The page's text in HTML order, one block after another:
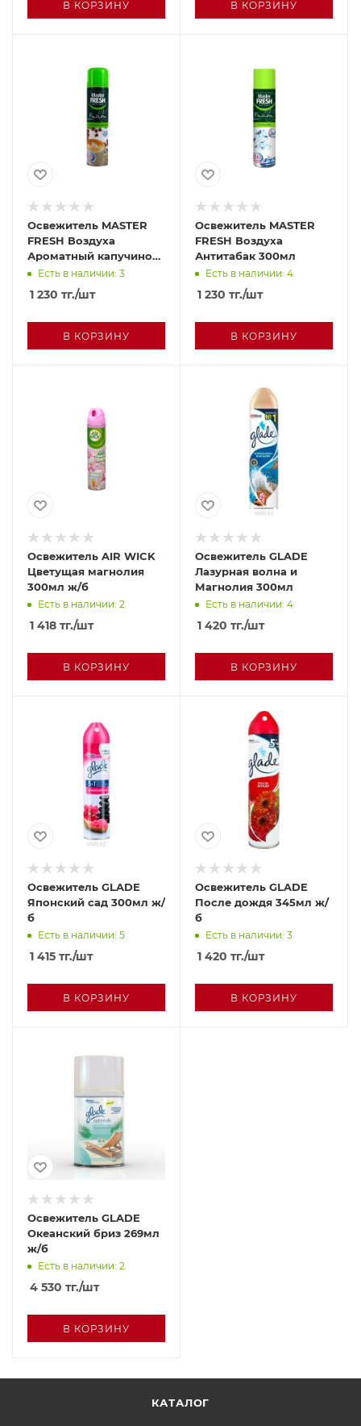
В КОРЗИНУ В КОРЗИНУ
Освежитель MASTER
FRESH Воздуха
Ароматный капучино
300мл
Есть в наличии: 3
1 230 тг./шт
В КОРЗИНУ
Освежитель MASTER
FRESH Воздуха
Антитабак 300мл
Есть в наличии: 4
1 230 тг./шт
В КОРЗИНУ
Освежитель AIR WICK
Цветущая магнолия
300мл ж/б
Есть в наличии: 2
1 418 тг./шт
В КОРЗИНУ
Освежитель GLADE
Лазурная волна и
Магнолия 300мл
Есть в наличии: 4
1 420 тг./шт
В КОРЗИНУ
Освежитель GLADE
Японский сад 300мл ж/
б
Есть в наличии: 5
1 415 тг./шт
В КОРЗИНУ
Освежитель GLADE
После дождя 345мл ж/
б
Есть в наличии: 3
1 420 тг./шт
В КОРЗИНУ
Освежитель GLADE
Океанский бриз 269мл
ж/б
Есть в наличии: 2
4 530 тг./шт
В КОРЗИНУ
КАТАЛОГ